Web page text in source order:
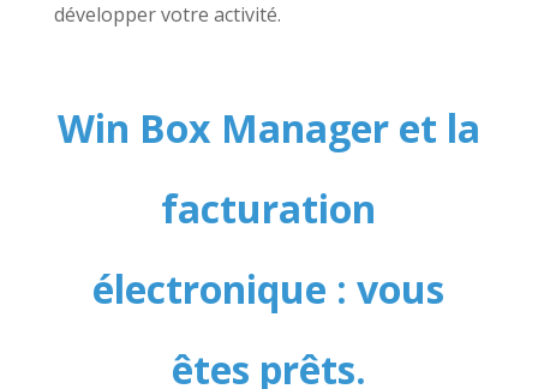
développer votre activité.
Win Box Manager et la
facturation
électronique : vous
êtes prêts.